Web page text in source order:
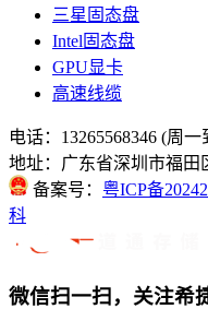
三星固态盘
Intel固态盘
GPU显卡
高速线缆
电话：13265568346 (周
地址：广东省深圳市福田
备案号： 粤ICP备
科
微信扫一扫，关注希